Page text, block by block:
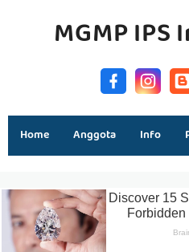
MGMP
Home Anggota Info